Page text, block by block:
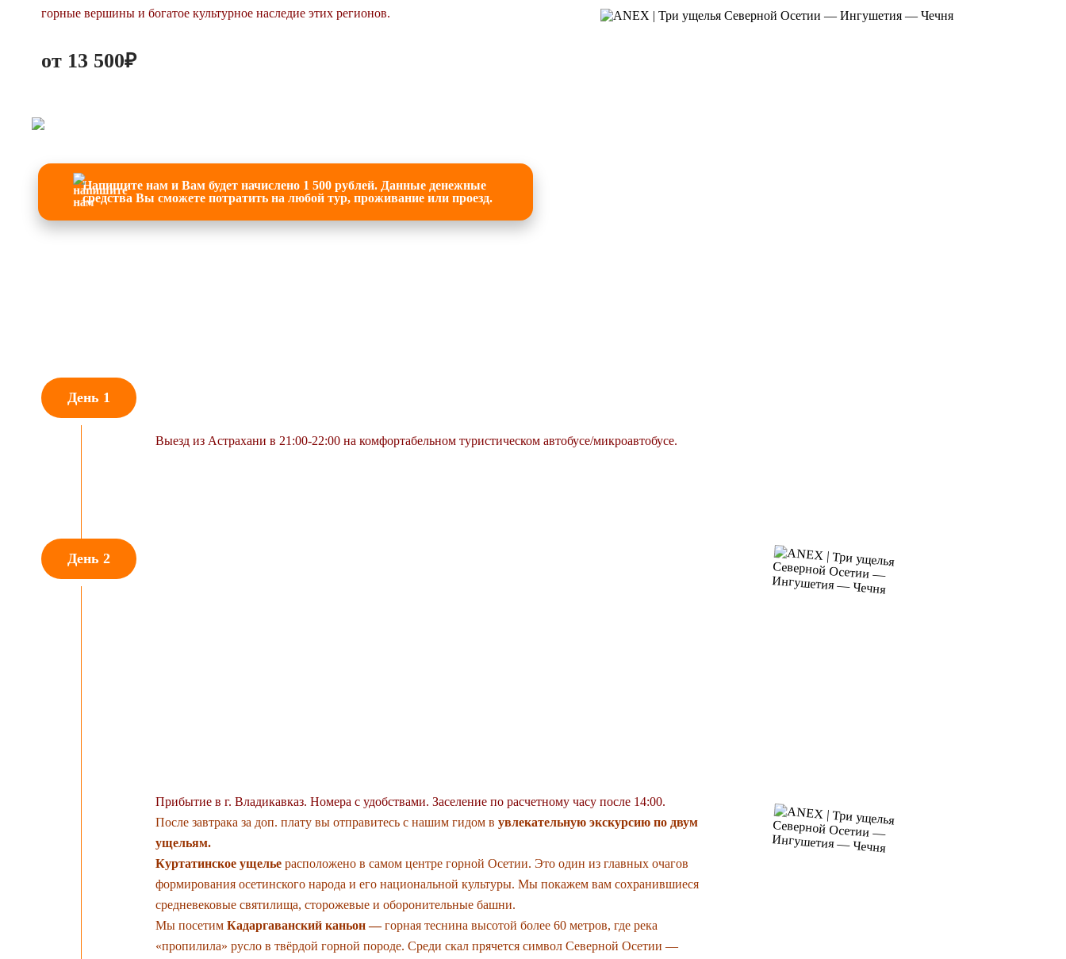
горные вершины и богатое культурное наследие этих регионов.
от 13 500₽
Напишите нам и Вам будет начислено 1 500 рублей. Данные денежные
средства Вы сможете потратить на любой тур, проживание или проезд.
День 1
Выезд из Астрахани в 21:00-22:00 на комфортабельном туристическом автобусе/микроавтобусе.
День 2
Прибытие в г. Владикавказ. Номера с удобствами. Заселение по расчетному часу после 14:00.
После завтрака за доп. плату вы отправитесь с нашим гидом в увлекательную экскурсию по двум
ущельям.
Куртатинское ущельерасположено в самом центре горной Осетии. Это один из главных очагов
формирования осетинского народа и его национальной культуры. Мы покажем вам сохранившиеся
средневековые святилища, сторожевые и оборонительные башни.
Мы посетим Кадаргаванский каньон —горная теснина высотой более 60 метров, где река
«пропилила» русло в твёрдой горной породе. Среди скал прячется символ Северной Осетии —